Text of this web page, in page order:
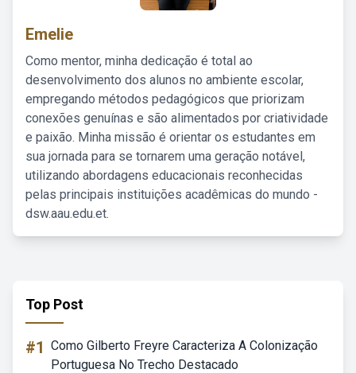
Emelie
Como mentor, minha dedicação é total ao
desenvolvimento dos alunos no ambiente escolar,
empregando métodos pedagógicos que priorizam
conexões genuínas e são alimentados por criatividade
e paixão. Minha missão é orientar os estudantes em
sua jornada para se tornarem uma geração notável,
utilizando abordagens educacionais reconhecidas
pelas principais instituições acadêmicas do mundo -
dsw.aau.edu.et.
Top Post
#1 Como Gilberto Freyre Caracteriza A Colonização
Portuguesa No Trecho Destacado